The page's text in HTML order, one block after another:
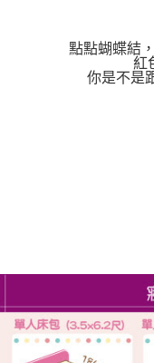
點點蝴蝶結
紅
你是不是